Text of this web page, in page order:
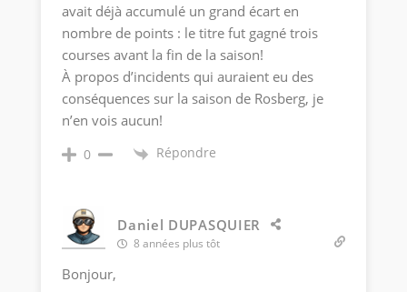
avait déjà accumulé un grand écart en
nombre de points : le titre fut gagné trois
courses avant la fin de la saison!
À propos d’incidents qui auraient eu des
conséquences sur la saison de Rosberg, je
n’en vois aucun!
0 Répondre
Daniel DUPASQUIER
8 années plus tôt
Bonjour,